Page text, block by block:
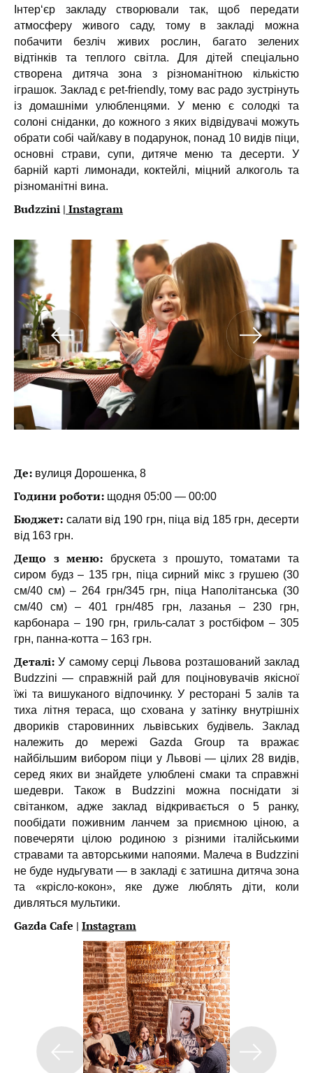
Інтер‘єр закладу створювали так, щоб передати
атмосферу живого саду, тому в закладі можна
побачити безліч живих рослин, багато зелених
відтінків та теплого світла. Для дітей спеціально
створена дитяча зона з різноманітною кількістю
іграшок. Заклад є pet-friendly, тому вас радо зустрінуть
із домашніми улюбленцями. У меню є солодкі та
солоні сніданки, до кожного з яких відвідувачі можуть
обрати собі чай/каву в подарунок, понад 10 видів піци,
основні страви, супи, дитяче меню та десерти. У
барній карті лимонади, коктейлi, міцний алкоголь та
різноманітні вина.
Budzzini | Instagram
Де: вулиця Дорошенка, 8
Години роботи: щодня 05:00 — 00:00
Бюджет: салати від 190 грн, піца від 185 грн, десерти
від 163 грн.
Дещо з меню: брускета з прошуто, томатами та
сиром будз – 135 грн, піца сирний мікс з грушею (30
см/40 см) – 264 грн/345 грн, піца Наполітанська (30
см/40 см) – 401 грн/485 грн, лазанья – 230 грн,
карбонара – 190 грн, гриль-салат з ростбіфом – 305
грн, панна-котта – 163 грн.
Деталі: У самому серці Львова розташований заклад
Budzzini — справжній рай для поціновувачів якісної
їжі та вишуканого відпочинку. У ресторані 5 залів та
тиха літня тераса, що схована у затінку внутрішніх
двориків старовинних львівських будівель. Заклад
належить до мережі Gazda Group та вражає
найбільшим вибором піци у Львові — цілих 28 видів,
серед яких ви знайдете улюблені смаки та справжні
шедеври. Також в Budzzini можна поснідати зі
світанком, адже заклад відкривається о 5 ранку,
пообідати поживним ланчем за приємною ціною, а
повечеряти цілою родиною з різними італійськими
стравами та авторськими напоями. Малеча в Budzzini
не буде нудьгувати — в закладі є затишна дитяча зона
та «крісло-кокон», яке дуже люблять діти, коли
дивляться мультики.
Gazda Cafe | Instagram